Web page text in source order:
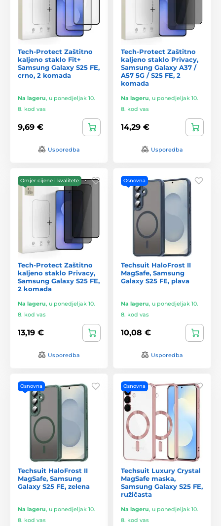
Tech-Protect Zaštitno
kaljeno staklo Fit+
Samsung Galaxy S25 FE,
crno, 2 komada
Na lageru, u ponedjeljak 10.
8. kod vas
9,69 €
Usporedba
Tech-Protect Zaštitno
kaljeno staklo Privacy,
Samsung Galaxy A37 /
A57 5G / S25 FE, 2
komada
Na lageru, u ponedjeljak 10.
8. kod vas
14,29 €
Usporedba
Omjer cijene i kvalitete
Tech-Protect Zaštitno
kaljeno staklo Privacy,
Samsung Galaxy S25 FE,
2 komada
Na lageru, u ponedjeljak 10.
8. kod vas
13,19 €
Usporedba
Osnovna
Techsuit HaloFrost II
MagSafe, Samsung
Galaxy S25 FE, plava
Na lageru, u ponedjeljak 10.
8. kod vas
10,08 €
Usporedba
Osnovna
Techsuit HaloFrost II
MagSafe, Samsung
Galaxy S25 FE, zelena
Na lageru, u ponedjeljak 10.
8. kod vas
Osnovna
Techsuit Luxury Crystal
MagSafe maska,
Samsung Galaxy S25 FE,
ružičasta
Na lageru, u ponedjeljak 10.
8. kod vas